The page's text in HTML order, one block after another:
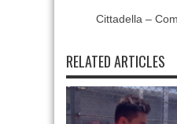
Cittadella –
RELATED ARTICLES